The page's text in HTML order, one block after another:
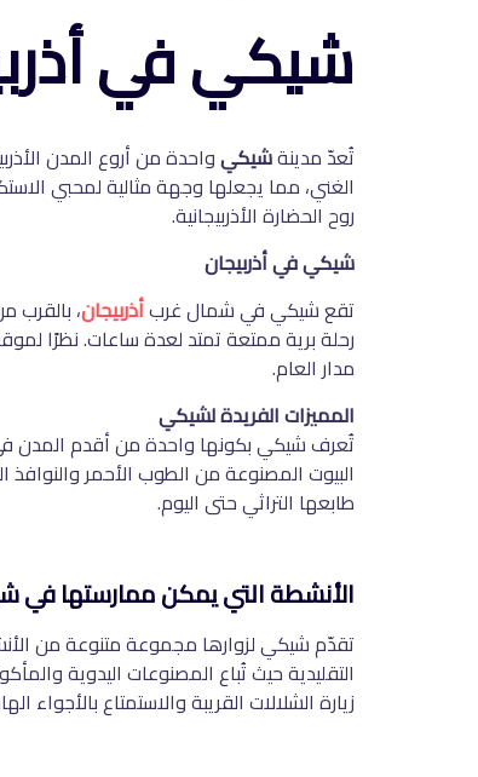
شيكي في
تُعدّ مدينةشيكيواحدة من أروع المدن
الغني، مما يجعلها وجهة مثالية لمحبي
روح الحضارة الأذربيجانية.
شيكي في أذربيجان
تقع شيكي في شمال غربأذربيجان
رحلة برية ممتعة تمتد لعدة ساعات. نظرًا
مدار العام.
المميزات الفريدة لشيكي
تُعرف شيكي بكونها واحدة من أقدم المدن في
البيوت المصنوعة من الطوب الأحمر والنوافذ
طابعها التراثي حتى اليوم.
الأنشطة التي يمكن ممارستها في
تقدّم شيكي لزوارها مجموعة متنوعة من
التقليدية حيث تُباع المصنوعات اليدوية
زيارة الشلالات القريبة والاستمتاع بالأجواء